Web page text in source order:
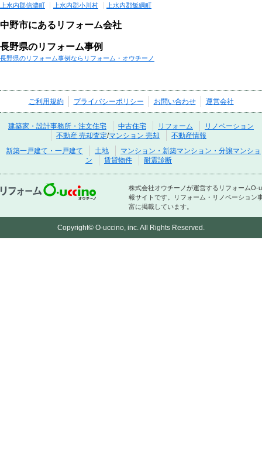
上水内郡信濃町
上水内郡小川村 上水内郡飯綱町
中野市にあるリフォーム会社
長野県のリフォーム事例
長野県のリフォーム事例ならリフォーム・オウチーノ
ご利用規約 プライバシーポリシー お問い合わせ 運営会社
建築家・設計事務所・注文住宅 中古住宅 リフォーム
リノベーション
不動産 売却査定/マンション 売却
不動産情報
新築一戸建て・一戸建て
土地
マンション・新築マンション・分譲マンショ
ン
賃貸物件 耐震診断
株式会社オウチーノが運営するリフォーム
報サイトです。リフォーム・リノベーション
富に掲載しています。
Copyright© O-uccino, inc. All Rights Reserved.